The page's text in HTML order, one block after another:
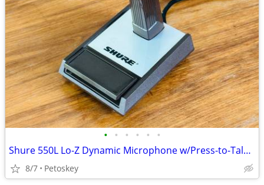
• • • • • •
Shure 550L Lo-Z Dynamic Microphone w/Press-to-Talk Switching
8/7 Petoskey